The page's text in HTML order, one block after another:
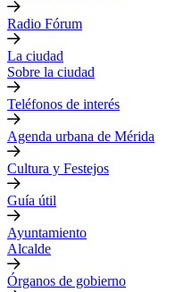
Radio Fórum
La ciudad
Sobre la ciudad
Teléfonos de interés
Agenda urbana de Mérida
Cultura y Festejos
Guía útil
Ayuntamiento
Alcalde
Órganos de gobierno